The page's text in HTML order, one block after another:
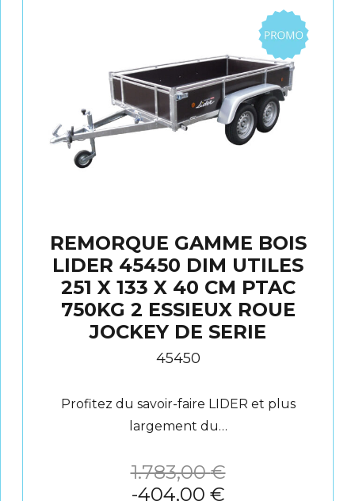
Promo
REMORQUE GAMME BOIS
LIDER 45450 DIM UTILES
251 X 133 X 40 CM PTAC
750KG 2 ESSIEUX ROUE
JOCKEY DE SERIE
45450
Profitez du savoir-faire LIDER et plus
largement du…
1.783,00€
-404,00 €